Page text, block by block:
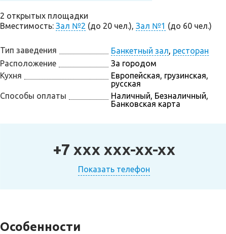
2 открытых площадки
Вместимость: Зал №2 (до 20 чел.), Зал №1 (до 60 чел.)
Тип заведения Банкетный зал, ресторан
Расположение
За городом
Кухня
Европейская, грузинская,
русская
Способы оплаты
Наличный, Безналичный,
Банковская карта
+7 xxx xxx-xx-xx
Показать телефон
Особенности